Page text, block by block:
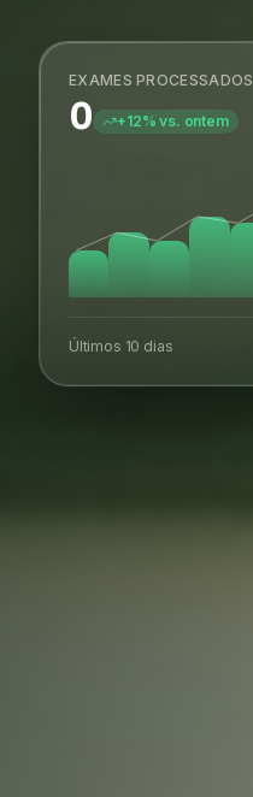
EXAMES PROCESSADOS
0 +12% vs. ontem
Últimos 10 dias